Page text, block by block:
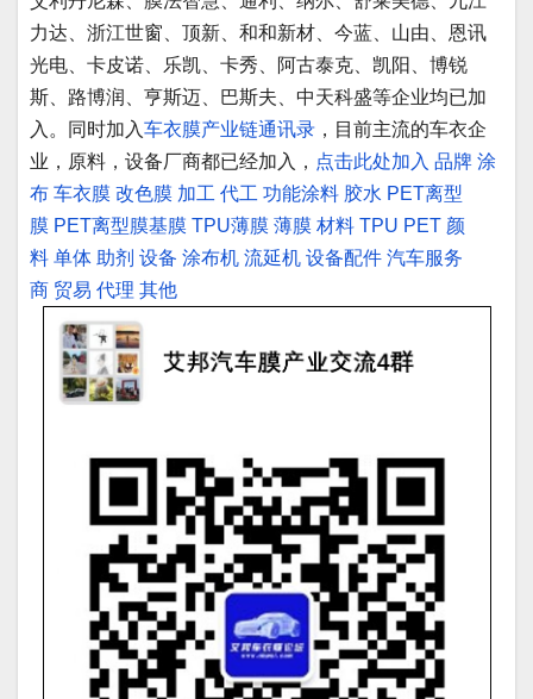
力达、浙江世窗、顶新、和和新材、今蓝、山由、恩讯
光电、卡皮诺、乐凯、卡秀、阿古泰克、凯阳、博锐
斯、路博润、亨斯迈、巴斯夫、中天科盛等企业均已加
入。同时加入车衣膜产业链通讯录 ，目前主流的车衣企
业，原料，设备厂商都已经加入， 点击此处加入 品牌 涂
布 车衣膜 改色膜 加工 代工 功能涂料 胶水 PET离型
膜 PET离型膜基膜 TPU薄膜 薄膜 材料 TPU PET 颜
料 单体 助剂 设备 涂布机 流延机 设备配件 汽车服务
商 贸易 代理 其他